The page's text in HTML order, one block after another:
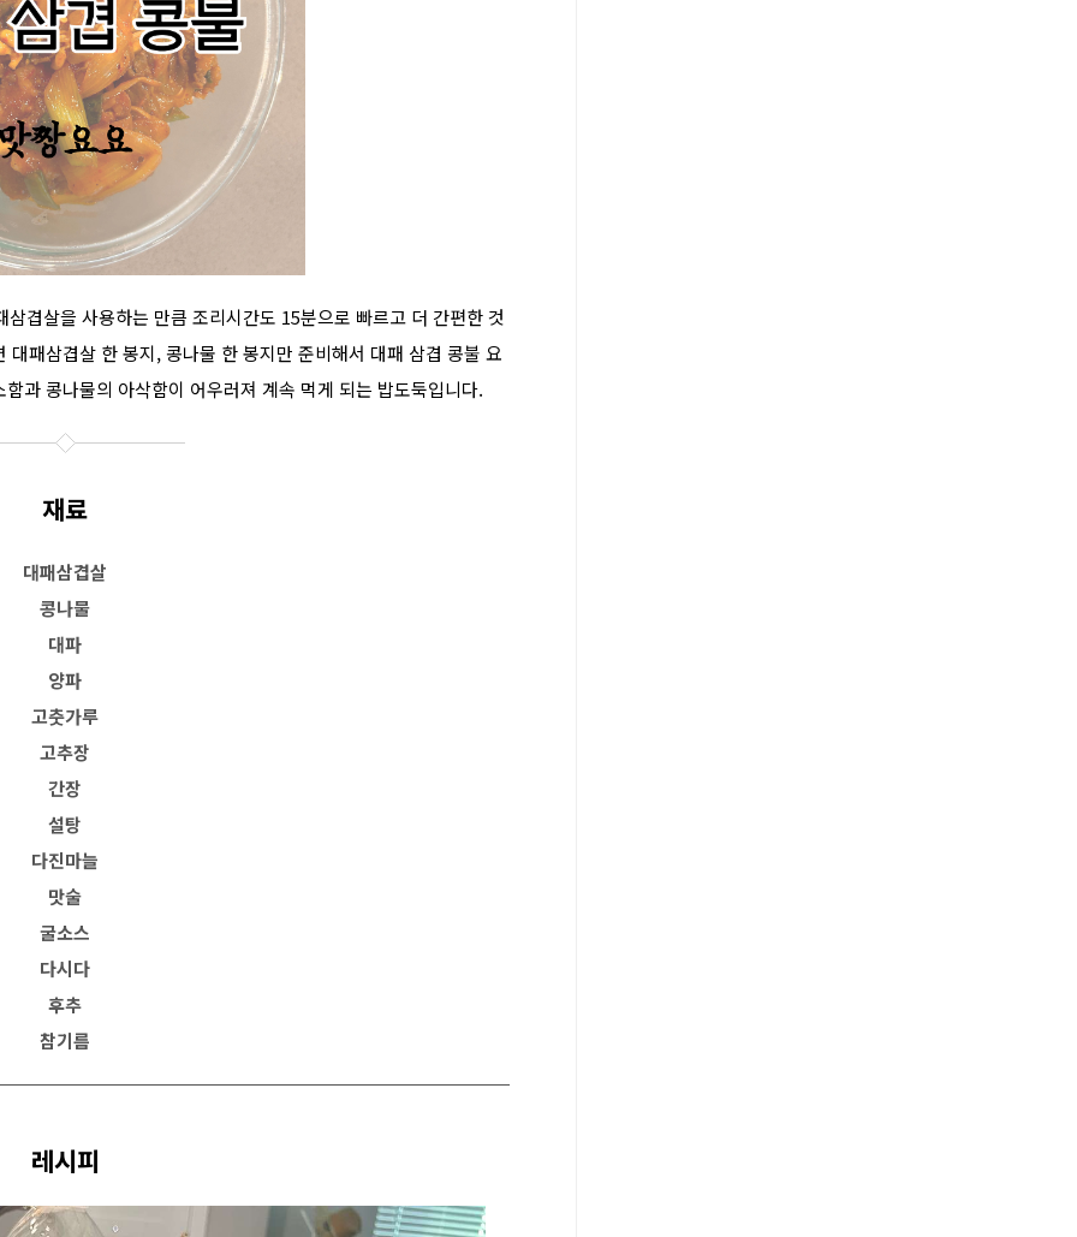
겹살을 사용하는 만큼 조리시간도 15분으로 빠르고 더 간편한 것
패삼겹살 한 봉지, 콩나물 한 봉지만 준비해서 대패 삼겹 콩불 요
과 콩나물의 아삭함이 어우러져 계속 먹게 되는 밥도둑입니다.
재료
대패삼겹살
콩나물
대파
양파
고춧가루
고추장
간장
설탕
다진마늘
맛술
굴소스
다시다
후추
참기름
레시피